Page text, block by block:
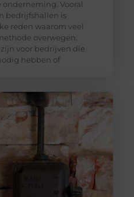
Vooral
bedrijfshallen is
reden waarom veel
overwegen.
voor bedrijven die
hebben of